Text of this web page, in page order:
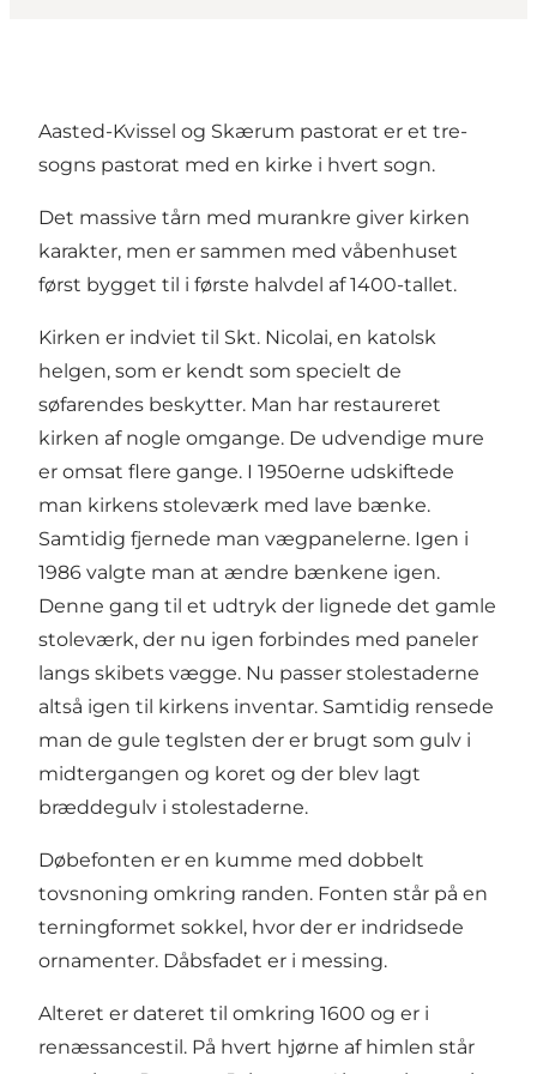
Aasted-Kvissel og Skærum pastorat er et tre-
sogns pastorat med en kirke i hvert sogn.
Det massive tårn med murankre giver kirken
karakter, men er sammen med våbenhuset
først bygget til i første halvdel af 1400-tallet.
Kirken er indviet til Skt. Nicolai, en katolsk
helgen, som er kendt som specielt de
søfarendes beskytter. Man har restaureret
kirken af nogle omgange. De udvendige mure
er omsat flere gange. I 1950erne udskiftede
man kirkens stoleværk med lave bænke.
Samtidig fjernede man vægpanelerne. Igen i
1986 valgte man at ændre bænkene igen.
Denne gang til et udtryk der lignede det gamle
stoleværk, der nu igen forbindes med paneler
langs skibets vægge. Nu passer stolestaderne
altså igen til kirkens inventar. Samtidig rensede
man de gule teglsten der er brugt som gulv i
midtergangen og koret og der blev lagt
bræddegulv i stolestaderne.
Døbefonten er en kumme med dobbelt
tovsnoning omkring randen. Fonten står på en
terningformet sokkel, hvor der er indridsede
ornamenter. Dåbsfadet er i messing.
Alteret er dateret til omkring 1600 og er i
renæssancestil. På hvert hjørne af himlen står